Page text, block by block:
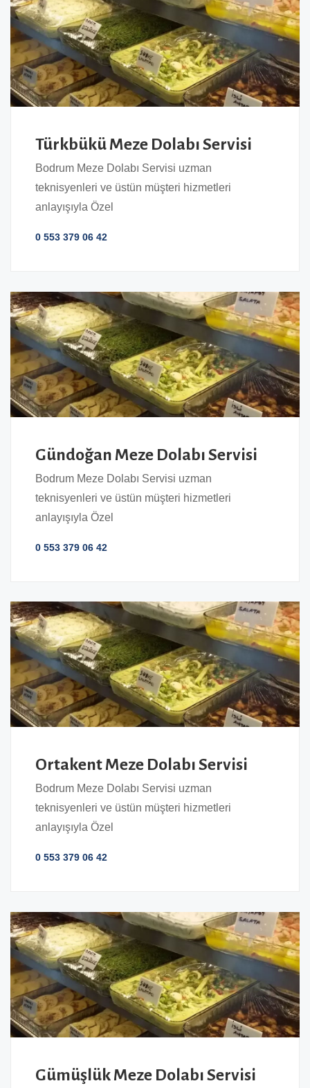
Türkbükü Meze Dolabı Servisi
Bodrum Meze Dolabı Servisi uzman
teknisyenleri ve üstün müşteri hizmetleri
anlayışıyla Özel
0 553 379 06 42
Gündoğan Meze Dolabı Servisi
Bodrum Meze Dolabı Servisi uzman
teknisyenleri ve üstün müşteri hizmetleri
anlayışıyla Özel
0 553 379 06 42
Ortakent Meze Dolabı Servisi
Bodrum Meze Dolabı Servisi uzman
teknisyenleri ve üstün müşteri hizmetleri
anlayışıyla Özel
0 553 379 06 42
Gümüşlük Meze Dolabı Servisi